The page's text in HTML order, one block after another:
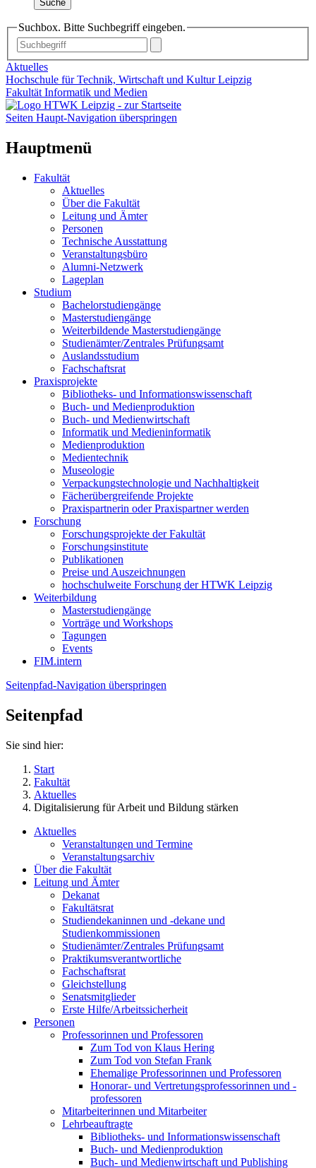
Suche
Suchbox. Bitte Suchbegriff eingeben.
Aktuelles
Hochschule für Technik, Wirtschaft und Kultur Leipzig
Fakultät Informatik und Medien
Seiten Haupt-Navigation überspringen
Hauptmenü
Fakultät
Aktuelles
Über die Fakultät
Leitung und Ämter
Personen
Technische Ausstattung
Veranstaltungsbüro
Alumni-Netzwerk
Lageplan
Studium
Bachelorstudiengänge
Masterstudiengänge
Weiterbildende Masterstudiengänge
Studienämter/Zentrales Prüfungsamt
Auslandsstudium
Fachschaftsrat
Praxisprojekte
Bibliotheks- und Informationswissenschaft
Buch- und Medienproduktion
Buch- und Medienwirtschaft
Informatik und Medieninformatik
Medienproduktion
Medientechnik
Museologie
Verpackungstechnologie und Nachhaltigkeit
Fächerübergreifende Projekte
Praxispartnerin oder Praxispartner werden
Forschung
Forschungsprojekte der Fakultät
Forschungsinstitute
Publikationen
Preise und Auszeichnungen
hochschulweite Forschung der HTWK Leipzig
Weiterbildung
Masterstudiengänge
Vorträge und Workshops
Tagungen
Events
FIM.intern
Seitenpfad-Navigation überspringen
Seitenpfad
Sie sind hier:
Start
Fakultät
Aktuelles
Digitalisierung für Arbeit und Bildung stärken
Aktuelles
Veranstaltungen und Termine
Veranstaltungsarchiv
Über die Fakultät
Leitung und Ämter
Dekanat
Fakultätsrat
Studiendekaninnen und -dekane und
Studienkommissionen
Studienämter/Zentrales Prüfungsamt
Praktikumsverantwortliche
Fachschaftsrat
Gleichstellung
Senatsmitglieder
Erste Hilfe/Arbeitssicherheit
Personen
Professorinnen und Professoren
Zum Tod von Klaus Hering
Zum Tod von Stefan Frank
Ehemalige Professorinnen und Professoren
Honorar- und Vertretungsprofessorinnen und -
professoren
Mitarbeiterinnen und Mitarbeiter
Lehrbeauftragte
Bibliotheks- und Informationswissenschaft
Buch- und Medienproduktion
Buch- und Medienwirtschaft und Publishing